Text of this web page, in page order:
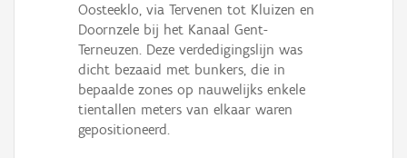
Oosteeklo, via Tervenen tot Kluizen en
Doornzele bij het Kanaal Gent-
Terneuzen. Deze verdedigingslijn was
dicht bezaaid met bunkers, die in
bepaalde zones op nauwelijks enkele
tientallen meters van elkaar waren
gepositioneerd.